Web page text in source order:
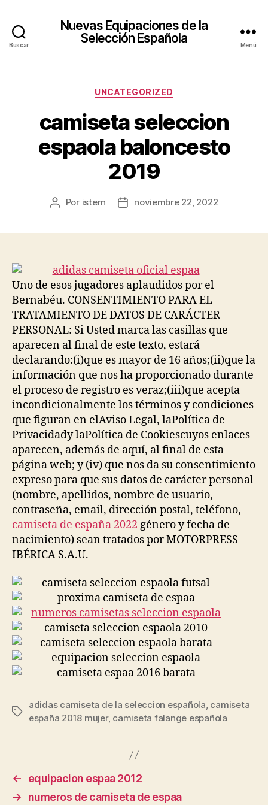
Buscar
Nuevas Equipaciones de la
Selección Española
Menú
Categorías
UNCATEGORIZED
camiseta seleccion
espaola baloncesto
2019
Autor
Por istern
Fechanoviembre 22, 2022
Uno de esos jugadores aplaudidos por el
Bernabéu. CONSENTIMIENTO PARA EL
TRATAMIENTO DE DATOS DE CARÁCTER
PERSONAL: Si Usted marca las casillas que
aparecen al final de este texto, estará
declarando:(i)que es mayor de 16 años;(ii)que la
información que nos ha proporcionado durante
el proceso de registro es veraz;(iii)que acepta
incondicionalmente los términos y condiciones
que figuran en elAviso Legal, laPolítica de
Privacidady laPolítica de Cookiescuyos enlaces
aparecen, además de aquí, al final de esta
página web; y (iv) que nos da su consentimiento
expreso para que sus datos de carácter personal
(nombre, apellidos, nombre de usuario,
contraseña, email, dirección postal, teléfono,
camiseta de españa 2022 género y fecha de
nacimiento) sean tratados por MOTORPRESS
IBÉRICA S.A.U.
Etiquetas
adidas camiseta de la seleccion española, camiseta
españa 2018 mujer, camiseta falange española
←
equipacion espaa 2012
→
numeros de camiseta de espaa